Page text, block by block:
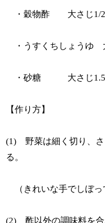
・穀物酢 大さじ1/2
・うすくちしょうゆ
・砂糖 大さじ1.5
【作り方】
(1) 野菜は細く切り、さ
る。
（きれいな手でしぼ
(2) 酢以外の調味料を合